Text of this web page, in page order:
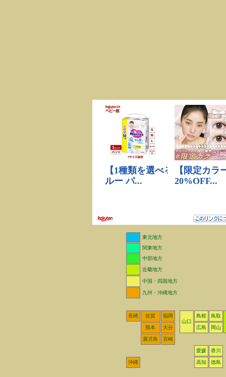
東北地方
関東地方
中部地方
近畿地方
中国・四国地方
九州・沖縄地方
長崎 佐賀
福岡
山口
島根
鳥取
熊本
大分 広島 岡山
鹿児島 宮崎
愛媛 香川
沖縄 高知 徳島